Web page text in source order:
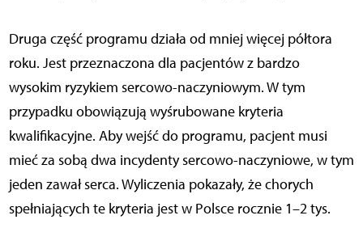
Druga część programu działa od mniej więcej półtora
roku. Jest przeznaczona dla pacjentów z bardzo
wysokim ryzykiem sercowo-naczyniowym. W tym
przypadku obowiązują wyśrubowane kryteria
kwalifikacyjne. Aby wejść do programu, pacjent musi
mieć za sobą dwa incydenty sercowo-naczyniowe, w tym
jeden zawał serca. Wyliczenia pokazały, że chorych
spełniających te kryteria jest w Polsce rocznie 1–2 tys.